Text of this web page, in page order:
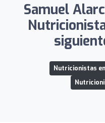
Samuel
Nutricionistas